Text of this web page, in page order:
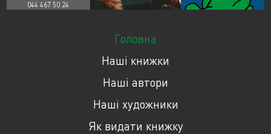
044 467 50 24
Головна
Наші книжки
Наші автори
Наші художники
Як видати книжку